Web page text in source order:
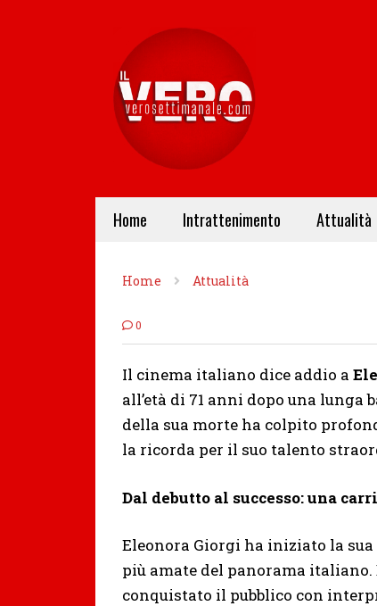
Home Intrattenimento Attualità
Home Attualità
0
Il cinema italiano dice addio a
all’età di 71 anni dopo una
della sua morte ha colpito
la ricorda per il suo talento
Dal debutto al successo: una
Eleonora Giorgi ha iniziato la
più amate del panorama
conquistato il pubblico con